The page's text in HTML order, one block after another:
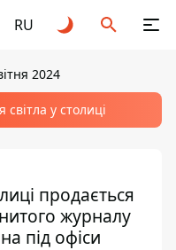
RU
2024
у столиці
продається
журналу
під офіси